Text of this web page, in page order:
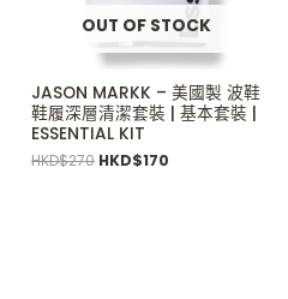
OUT OF STOCK
JASON MARKK – 美國製 波鞋
鞋履深層清潔套裝 | 基本套裝 |
ESSENTIAL KIT
HKD$270 HKD$170